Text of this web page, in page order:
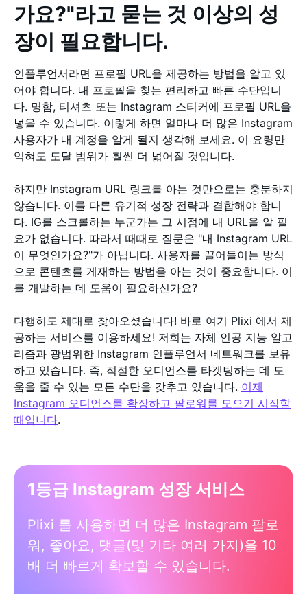
가요?"라고 묻는 것 이상의 성
장이 필요합니다.
인플루언서라면 프로필 URL을 제공하는 방법을 알고 있
어야 합니다. 내 프로필을 찾는 편리하고 빠른 수단입니
다. 명함, 티셔츠 또는 Instagram 스티커에 프로필 URL을
넣을 수 있습니다. 이렇게 하면 얼마나 더 많은 Instagram
사용자가 내 계정을 알게 될지 생각해 보세요. 이 요령만
익혀도 도달 범위가 훨씬 더 넓어질 것입니다.
하지만 Instagram URL 링크를 아는 것만으로는 충분하지
않습니다. 이를 다른 유기적 성장 전략과 결합해야 합니
다. IG를 스크롤하는 누군가는 그 시점에 내 URL을 알 필
요가 없습니다. 따라서 때때로 질문은 "내 Instagram URL
이 무엇인가요?"가 아닙니다. 사용자를 끌어들이는 방식
으로 콘텐츠를 게재하는 방법을 아는 것이 중요합니다. 이
를 개발하는 데 도움이 필요하신가요?
다행히도 제대로 찾아오셨습니다! 바로 여기 Plixi 에서 제
공하는 서비스를 이용하세요! 저희는 자체 인공 지능 알고
리즘과 광범위한 Instagram 인플루언서 네트워크를 보유
하고 있습니다. 즉, 적절한 오디언스를 타겟팅하는 데 도
움을 줄 수 있는 모든 수단을 갖추고 있습니다. 이제
Instagram 오디언스를 확장하고 팔로워를 모으기 시작할
때입니다.
1등급 Instagram 성장 서비스
Plixi 를 사용하면 더 많은 Instagram 팔로
워, 좋아요, 댓글(및 기타 여러 가지)을 10
배 더 빠르게 확보할 수 있습니다.